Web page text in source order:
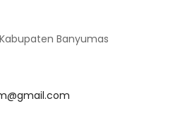
Banyumas